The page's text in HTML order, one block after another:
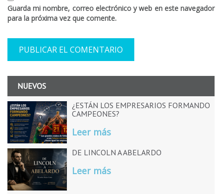
Guarda mi nombre, correo electrónico y web en este navegador
para la próxima vez que comente.
NUEVOS
¿ESTÁN LOS EMPRESARIOS FORMANDO
CAMPEONES?
Leer más
DE LINCOLN A ABELARDO
Leer más